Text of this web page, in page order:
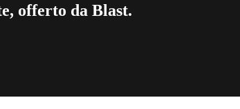
offerto da Blast.